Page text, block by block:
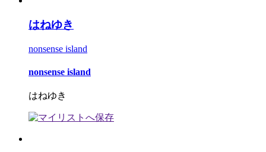
はねゆき
nonsense island
nonsense island
はねゆき